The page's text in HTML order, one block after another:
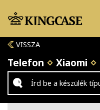
VISSZA
Telefon Xiaomi